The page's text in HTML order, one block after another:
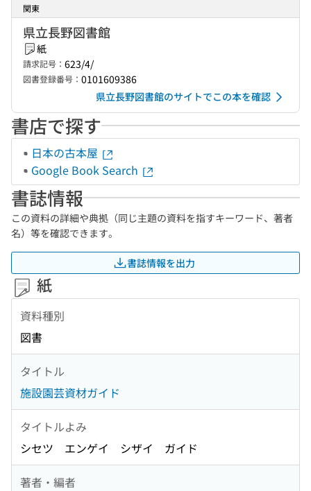
関東
県立長野図書館
紙
請求記号： 623/4/
図書登録番号： 0101609386
県立長野図書館のサイトでこの本を確認
書店で探す
日本の古本屋
Google Book Search
書誌情報
この資料の詳細や典拠（同じ主題の資料を指すキーワード、著者
名）等を確認できます。
書誌情報を出力
紙
資料種別
図書
タイトル
施設園芸資材ガイド
タイトルよみ
シセツ エンゲイ シザイ ガイド
著者・編者